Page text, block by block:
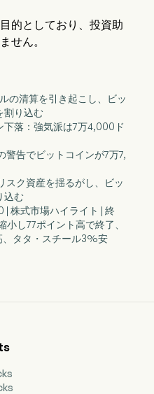
的としており、投資助
せん。
の清算を引き起こし、ビッ
割り込む
下落：強気派は7万4,000ド
警告でビットコインが7万7,
スク資産を揺るがし、ビッ
込む
株式市場ハイライト | 終
し77ポイント高で終了、
タタ・スチール3%安